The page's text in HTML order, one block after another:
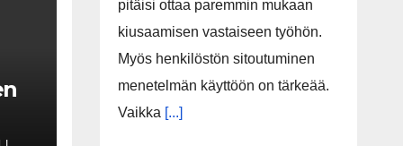
pitäisi ottaa paremmin mukaan
kiusaamisen vastaiseen työhön.
Myös henkilöstön sitoutuminen
menetelmän käyttöön on tärkeää.
Vaikka [...]